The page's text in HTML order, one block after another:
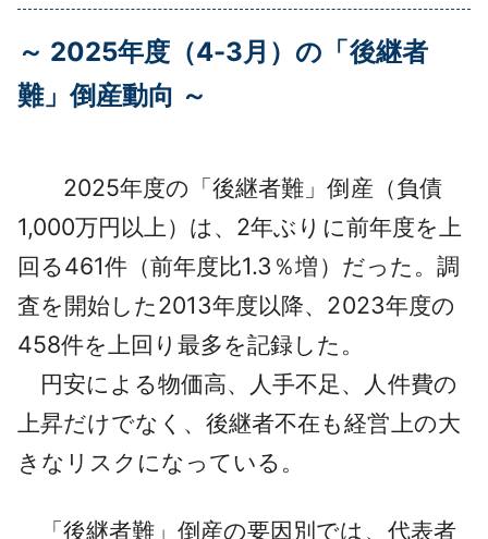
よくあるご質問
～ 2025年度（4-3月）の「後継者
難」倒産動向 ～
2025年度の「後継者難」倒産（負債
1,000万円以上）は、2年ぶりに前年度を上
回る461件（前年度比1.3％増）だった。調
査を開始した2013年度以降、2023年度の
458件を上回り最多を記録した。
円安による物価高、人手不足、人件費の
上昇だけでなく、後継者不在も経営上の大
きなリスクになっている。
「後継者難 」倒産の要因別では、代表者